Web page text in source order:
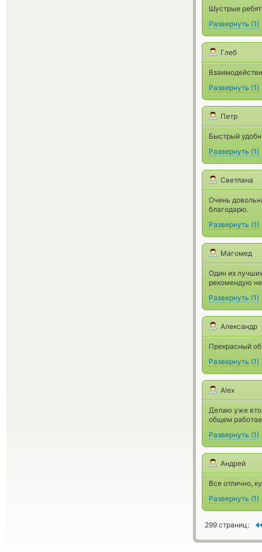
Шустрые
Развернуть (1)
Глеб
Развернуть (1)
Петр
Быстрый
Развернуть (1)
Светлана
Очень
благодарю.
Развернуть (1)
Магомед
Один из
рекомендую
Развернуть (1)
Александр
Прекрасный
Развернуть (1)
Alex
Делаю уже
общем
Развернуть (1)
Андрей
Все отлично,
Развернуть (1)
299 страниц: